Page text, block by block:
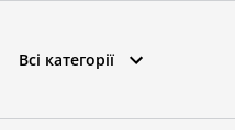
Всі категорії